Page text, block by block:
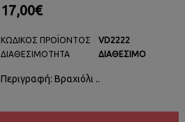
17,00€
ΚΩΔΙΚΌΣ ΠΡΟΪΌΝΤΟΣ
ΔΙΑΘΕΣΙΜΌΤΗΤΑ
VD2222
ΔΙΑΘΈΣΙΜΟ
Περιγραφή: Βραχιόλι ..